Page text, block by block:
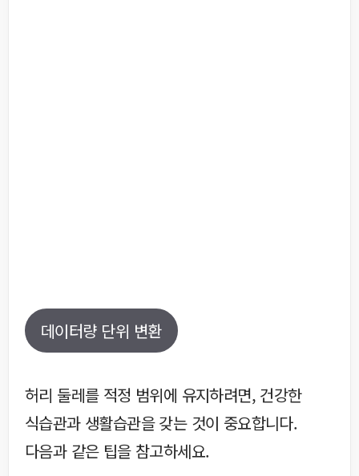
데이터량 단위 변환
허리 둘레를 적정 범위에 유지하려면, 건강한
식습관과 생활습관을 갖는 것이 중요합니다.
다음과 같은 팁을 참고하세요.